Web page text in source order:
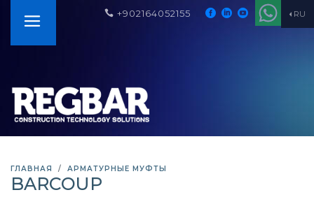
RU
+902164052155
ГЛАВНАЯ АРМАТУРНЫЕ МУФТЫ
BARCOUP